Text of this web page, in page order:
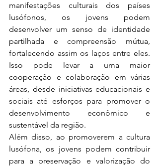
manifestações culturais dos países
lusófonos, os jovens podem
desenvolver um senso de identidade
partilhada e compreensão mútua,
fortalecendo assim os laços entre eles.
Isso pode levar a uma maior
cooperação e colaboração em várias
áreas, desde iniciativas educacionais e
sociais até esforços para promover o
desenvolvimento econômico e
sustentável da região.
Além disso, ao promoverem a cultura
lusófona, os jovens podem contribuir
para a preservação e valorização do